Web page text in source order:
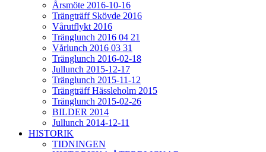
Årsmöte 2016-10-16
Trängträff Skövde 2016
Vårutflykt 2016
Tränglunch 2016 04 21
Vårlunch 2016 03 31
Tränglunch 2016-02-18
Jullunch 2015-12-17
Tränglunch 2015-11-12
Trängträff Hässleholm 2015
Tränglunch 2015-02-26
BILDER 2014
Jullunch 2014-12-11
HISTORIK
TIDNINGEN